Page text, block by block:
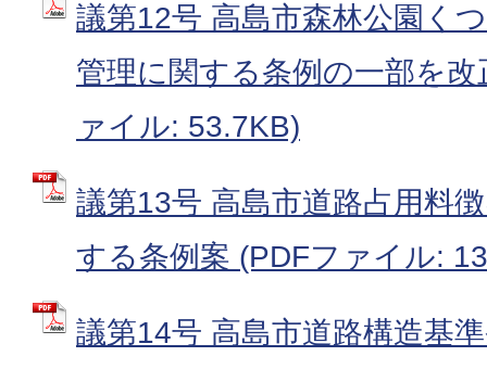
議第12号 高島市森林公園く
管理に関する条例の一部を
ァイル: 53.7KB)
議第13号 高島市道路占用料
する条例案 (PDFファイル:
議第14号 高島市道路構造基